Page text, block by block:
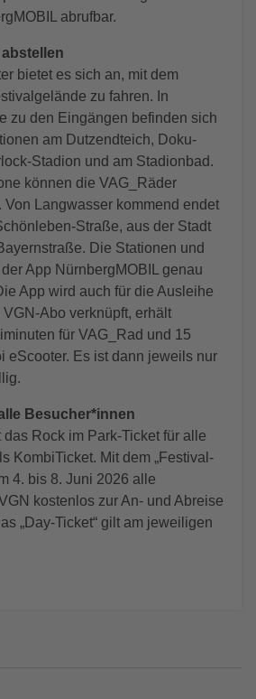
abrufbar.
bietet es sich an, mit dem
zu fahren. In
zu den Eingängen befinden sich
am Dutzendteich, Doku-
Stadion und am Stadionbad.
können die VAG_Räder
Von Langwasser kommend endet
Straße, aus der Stadt
Die Stationen und
App NürnbergMOBIL genau
App wird auch für die Ausleihe
Abo verknüpft, erhält
für VAG_Rad und 15
eScooter. Es ist dann jeweils nur
Besucher*innen
das Rock im Park-Ticket für alle
KombiTicket. Mit dem „Festival-
4. bis 8. Juni 2026 alle
kostenlos zur An- und Abreise
„Day-Ticket“ gilt am jeweiligen